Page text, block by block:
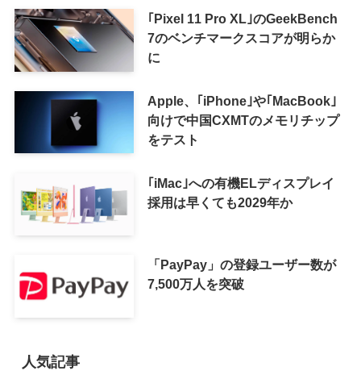
｢Pixel 11 Pro XL｣のGeekBench
7のベンチマークスコアが明らか
に
Apple、｢iPhone｣や｢MacBook｣
向けで中国CXMTのメモリチップ
をテスト
｢iMac｣への有機ELディスプレイ
採用は早くても2029年か
「PayPay」の登録ユーザー数が
7,500万人を突破
人気記事